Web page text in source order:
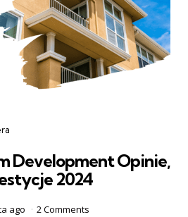
Development Opinie,
2024
ago 2Comments